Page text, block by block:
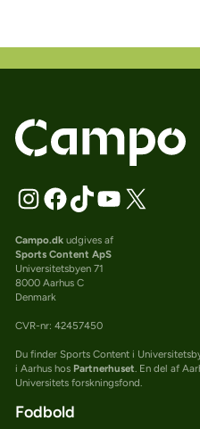
Campo.dkudgives af
Sports Content ApS
Universitetsbyen 71
8000 Aarhus C
Denmark
CVR-nr: 42457450
Du finder Sports Content i
i Aarhus hos Partnerhuset. En del af
Universitets forskningsfond.
Fodbold